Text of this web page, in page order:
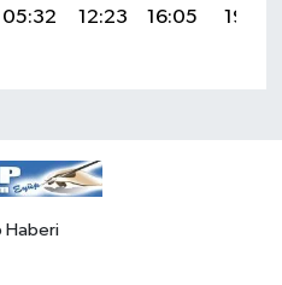
05:32 12:23 16:05 19:03
Haberi